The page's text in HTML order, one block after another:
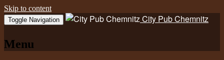
Skip to content
Toggle Navigation City Pub Chemnitz
Menu